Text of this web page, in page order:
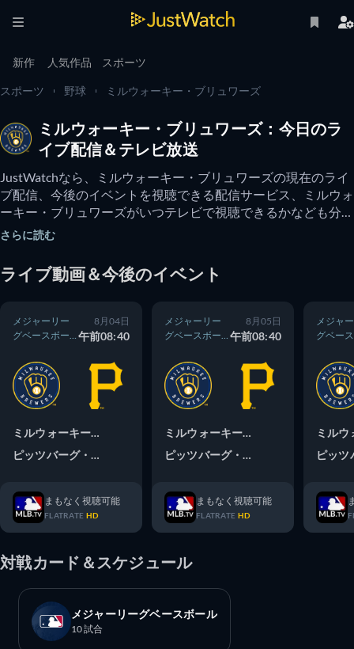
新作 人気作品 スポーツ
スポーツ 野球 ミルウォーキー・ブリュワーズ
ミルウォーキー・ブリュワーズ：今日のラ
イブ配信＆テレビ放送
JustWatchなら、ミルウォーキー・ブリュワーズの現在のライ
ブ配信、今後のイベントを視聴できる配信サービス、ミルウォ
ーキー・ブリュワーズがいつテレビで視聴できるかなども分か
ります。 ミルウォーキー・ブリュワーズ のオンライン動画を
さらに読む
ライブ動画＆今後のイベント
メジャーリー
グベースボー
8月04日
午前08:40
ミルウォーキー・ブリュワーズ
ピッツバーグ・パイレーツ
まもなく視聴可能
FLATRATE HD
メジャーリー
グベースボー
8月05日
午前08:40
ミルウォーキー・ブリュワーズ
ピッツバーグ・パイレーツ
まもなく視聴可能
FLATRATE HD
メジャ
グベー
ミル
ピッツ
対戦カード＆スケジュール
メジャーリーグベースボール
10 試合